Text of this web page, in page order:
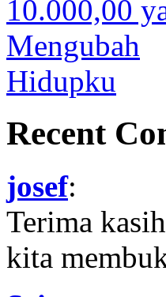
Recent
josef:
Terima
kita